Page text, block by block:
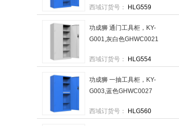
格：1个
西域订货号： HLG559
功成狮 通门工具柜，KY-
G001,灰白色GHWC0021
格：1个
西域订货号： HLG554
功成狮 一抽工具柜，KY-
G003,蓝色GHWC0027
格：1个
西域订货号： HLG560